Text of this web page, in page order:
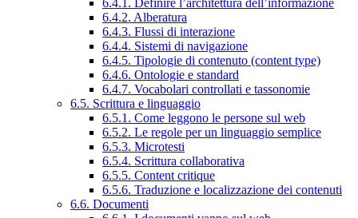
6.4.1. Definire l’architettura dell’informazione
6.4.2. Alberatura
6.4.3. Flussi di interazione
6.4.4. Sistemi di navigazione
6.4.5. Tipologie di contenuto (content type)
6.4.6. Ontologie e standard
6.4.7. Vocabolari controllati e tassonomie
6.5. Scrittura e linguaggio
6.5.1. Come leggono le persone sul web
6.5.2. Le regole per un linguaggio semplice
6.5.3. Microtesti
6.5.4. Scrittura collaborativa
6.5.5. Content critique
6.5.6. Traduzione e localizzazione dei contenuti
6.6. Documenti